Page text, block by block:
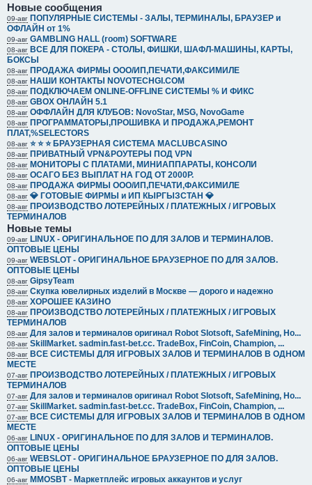
Новые сообщения
09-авг ПОПУЛЯРНЫЕ СИСТЕМЫ - ЗАЛЫ, ТЕРМИНАЛЫ, БРАУЗЕР и
ОФЛАЙН от 1%
09-авг GAMBLING HALL (room) SOFTWARE
08-авг ВСЕ ДЛЯ ПОКЕРА - СТОЛЫ, ФИШКИ, ШАФЛ-МАШИНЫ, КАРТЫ,
БОКСЫ
08-авг ПРОДАЖА ФИРМЫ ООО/ИП,ПЕЧАТИ,ФАКСИМИЛЕ
08-авг НАШИ КОНТАКТЫ NOVOTECHGI.COM
08-авг ПОДКЛЮЧАЕМ ONLINE-OFFLINE СИСТЕМЫ % И ФИКС
08-авг GBOX ОНЛАЙН 5.1
08-авг ОФФЛАЙН ДЛЯ КЛУБОВ: NovoStar, MSG, NovoGame
08-авг ПРОГРАММАТОРЫ,ПРОШИВКА И ПРОДАЖА,РЕМОНТ
ПЛАТ,%SELECTORS
08-авг ⭐️ ⭐️ ⭐️ БРАУЗЕРНАЯ СИСТЕМА MACLUBCASINO
08-авг ПРИВАТНЫЙ VPN&РОУТЕРЫ ПОД VPN
08-авг МОНИТОРЫ С ПЛАТАМИ, МИНИАППАРАТЫ, КОНСОЛИ
08-авг ОСАГО БЕЗ ВЫПЛАТ НА ГОД ОТ 2000Р.
08-авг ПРОДАЖА ФИРМЫ ООО/ИП,ПЕЧАТИ,ФАКСИМИЛЕ
08-авг 💎 ГОТОВЫЕ ФИРМЫ и ИП КЫРГЫЗСТАН 💎
08-авг ПРОИЗВОДСТВО ЛОТЕРЕЙНЫХ / ПЛАТЕЖНЫХ / ИГРОВЫХ
ТЕРМИНАЛОВ
Новые темы
09-авг LINUX - ОРИГИНАЛЬНОЕ ПО ДЛЯ ЗАЛОВ И ТЕРМИНАЛОВ.
ОПТОВЫЕ ЦЕНЫ
09-авг WEBSLOT - ОРИГИНАЛЬНОЕ БРАУЗЕРНОЕ ПО ДЛЯ ЗАЛОВ.
ОПТОВЫЕ ЦЕНЫ
08-авг GipsyTeam
08-авг Скупка ювелирных изделий в Москве — дорого и надежно
08-авг ХОРОШЕЕ КАЗИНО
08-авг ПРОИЗВОДСТВО ЛОТЕРЕЙНЫХ / ПЛАТЕЖНЫХ / ИГРОВЫХ
ТЕРМИНАЛОВ
08-авг Для залов и терминалов оригинал Robot Slotsoft, SafeMining, Ho...
08-авг SkillMarket. sadmin.fast-bet.cc. TradeBox, FinCoin, Champion, ...
08-авг ВСЕ СИСТЕМЫ ДЛЯ ИГРОВЫХ ЗАЛОВ И ТЕРМИНАЛОВ В ОДНОМ
МЕСТЕ
07-авг ПРОИЗВОДСТВО ЛОТЕРЕЙНЫХ / ПЛАТЕЖНЫХ / ИГРОВЫХ
ТЕРМИНАЛОВ
07-авг Для залов и терминалов оригинал Robot Slotsoft, SafeMining, Ho...
07-авг SkillMarket. sadmin.fast-bet.cc. TradeBox, FinCoin, Champion, ...
07-авг ВСЕ СИСТЕМЫ ДЛЯ ИГРОВЫХ ЗАЛОВ И ТЕРМИНАЛОВ В ОДНОМ
МЕСТЕ
06-авг LINUX - ОРИГИНАЛЬНОЕ ПО ДЛЯ ЗАЛОВ И ТЕРМИНАЛОВ.
ОПТОВЫЕ ЦЕНЫ
06-авг WEBSLOT - ОРИГИНАЛЬНОЕ БРАУЗЕРНОЕ ПО ДЛЯ ЗАЛОВ.
ОПТОВЫЕ ЦЕНЫ
06-авг MMOSBT - Маркетплейс игровых аккаунтов и услуг